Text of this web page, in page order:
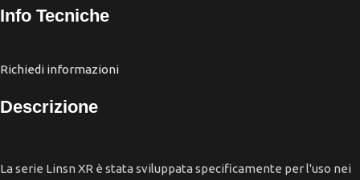
Info Tecniche
Richiedi informazioni
Descrizione
La serie Linsn XR è stata sviluppata specificamente per l'uso nei